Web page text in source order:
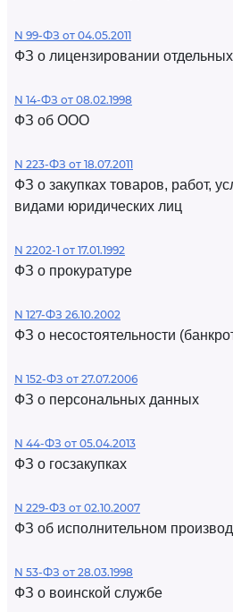
N 99-ФЗ от 04.05.2011
ФЗ о лицензировании
N 14-ФЗ от 08.02.1998
ФЗ об ООО
N 223-ФЗ от 18.07.2011
ФЗ о закупках товаров, работ,
видами юридических лиц
N 2202-1 от 17.01.1992
ФЗ о прокуратуре
N 127-ФЗ 26.10.2002
ФЗ о несостоятельности
N 152-ФЗ от 27.07.2006
ФЗ о персональных данных
N 44-ФЗ от 05.04.2013
ФЗ о госзакупках
N 229-ФЗ от 02.10.2007
ФЗ об исполнительном
N 53-ФЗ от 28.03.1998
ФЗ о воинской службе